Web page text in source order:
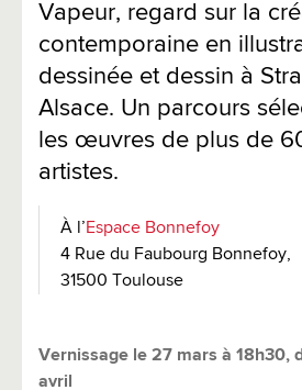
Vapeur, regard sur la
contemporaine en
dessinée et dessin à
Alsace. Un parcours
les œuvres de plus de
artistes.
À l’Espace Bonnefoy
4 Rue du Faubourg Bonnefoy,
31500 Toulouse
Vernissage le 27 mars à 18h30,
avril